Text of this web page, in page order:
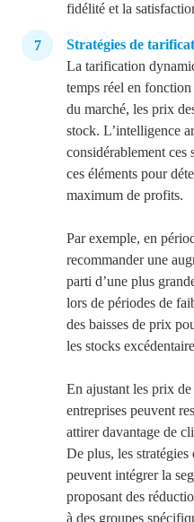
fidélité et la
Stratégies de
La tarification
temps réel en
du marché, les prix
stock. L’intelligence
considérablement ces
ces éléments pour
maximum de profits.
Par exemple, en
recommander une
parti d’une plus
lors de périodes de
des baisses de prix
les stocks
En ajustant les prix
entreprises peuvent
attirer davantage de
De plus, les
peuvent intégrer la
proposant des
à des groupes